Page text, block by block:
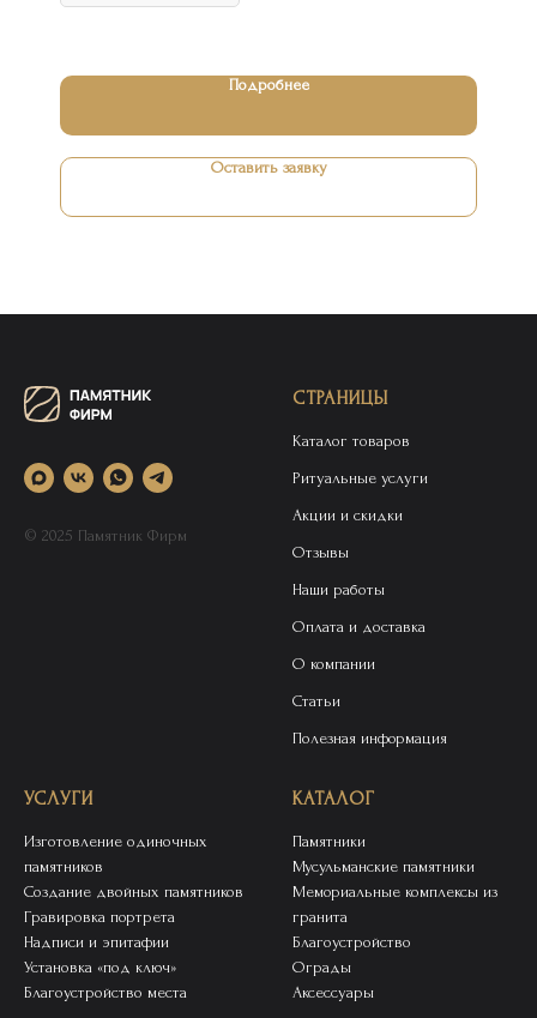
Подробнее
Оставить заявку
© 2025 Памятник Фирм
СТРАНИЦЫ
Каталог товаров
Ритуальные услуги
Акции и скидки
Отзывы
Наши работы
Оплата и доставка
О компании
Статьи
Полезная информация
УСЛУГИ
Изготовление одиночных
памятников
Создание двойных памятников
Гравировка портрета
Надписи и эпитафии
Установка «под ключ»
Благоустройство места
КАТАЛОГ
Памятники
Мусульманские памятники
Мемориальные комплексы из
гранита
Благоустройство
Ограды
Аксессуары